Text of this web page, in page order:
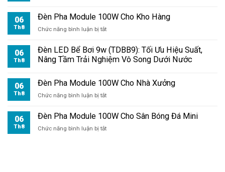
Driver
Pha
Có
Dễ
06
Th8
Đèn Pha Module 100W Cho Kho Hàng
Chức năng bình luận bị tắtở
Pha
Module
100W
Kho
06
Th8
Đèn LED Bể Bơi 9w (TDBB9): Tối Ưu Hiệu Suất,
Nâng Tầm Trải Nghiệm Vô Song Dưới Nước
06
Th8
Đèn Pha Module 100W Cho Nhà Xưởng
Chức năng bình luận bị tắtở
Pha
100W
06
Th8
Đèn Pha Module 100W Cho Sân Bóng Đá Mini
Chức năng bình luận bị tắtở